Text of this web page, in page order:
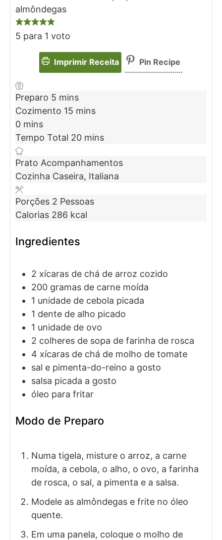
almôndegas
5 para 1 voto
Imprimir Receita Pin Recipe
Preparo 5 mins
Cozimento 15 mins
0 mins
Tempo Total 20 mins
Prato Acompanhamentos
Cozinha Caseira, Italiana
Porções 2 Pessoas
Calorias 286 kcal
Ingredientes
2 xícaras de chá de arroz cozido
200 gramas de carne moída
1 unidade de cebola picada
1 dente de alho picado
1 unidade de ovo
2 colheres de sopa de farinha de rosca
4 xícaras de chá de molho de tomate
sal e pimenta-do-reino a gosto
salsa picada a gosto
óleo para fritar
Modo de Preparo
Numa tigela, misture o arroz, a carne
moída, a cebola, o alho, o ovo, a farinha
de rosca, o sal, a pimenta e a salsa.
Modele as almôndegas e frite no óleo
quente.
Em uma panela, coloque o molho de